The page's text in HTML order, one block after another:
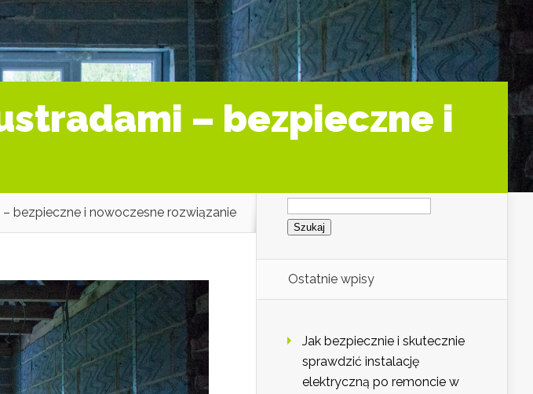
– bezpieczne i
bezpieczne i nowoczesne rozwiązanie
Szukaj:
Ostatnie wpisy
Jak bezpiecznie i skutecznie
sprawdzić instalację
elektryczną po remoncie w